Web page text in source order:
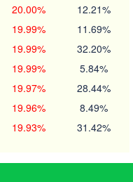
20.00% 12.21%
19.99% 11.69%
19.99% 32.20%
19.99% 5.84%
19.97% 28.44%
19.96% 8.49%
19.93% 31.42%